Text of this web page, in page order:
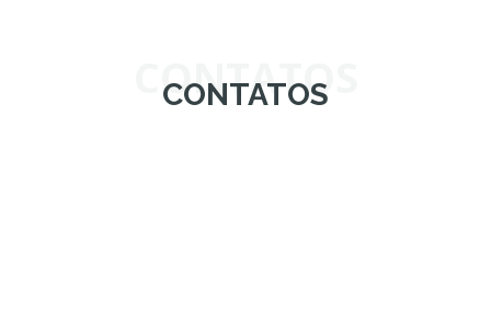
CONTATOS
CONTATOS